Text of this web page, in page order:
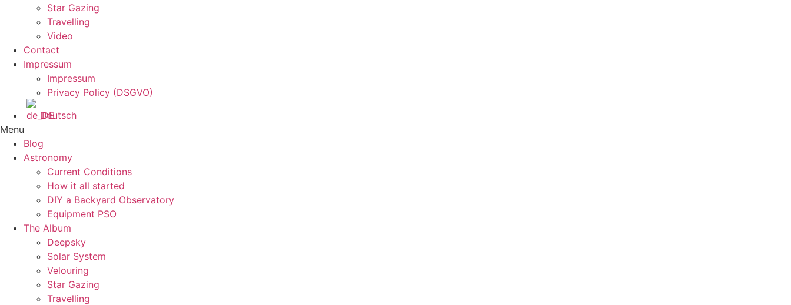
Star Gazing
Travelling
Video
Contact
Impressum
Impressum
Privacy Policy (DSGVO)
Deutsch
Menu
Blog
Astronomy
Current Conditions
How it all started
DIY a Backyard Observatory
Equipment PSO
The Album
Deepsky
Solar System
Velouring
Star Gazing
Travelling